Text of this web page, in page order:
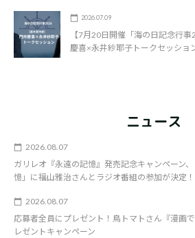
2026.07.09
【7月20日開催「海の日記念行
慶喜×永井紗耶子トークセッショ
ニュース
2026.08.07
ガリレオ『永遠の記憶』発売記念キャンペーン
憶」に福山雅治さんとラジオ番組の参加が決定！
2026.08.07
応募者全員にプレゼント！鳥トマトさん『漫画
レゼントキャンペーン